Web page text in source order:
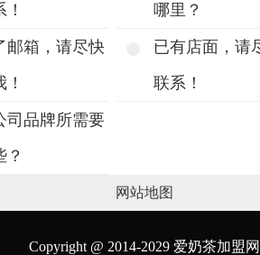
哪里？
邮箱，请尽快
已有店面，请
联系！
司品牌所需要
？
网站地图
Copyright @ 2014-2029 爱奶茶加盟网